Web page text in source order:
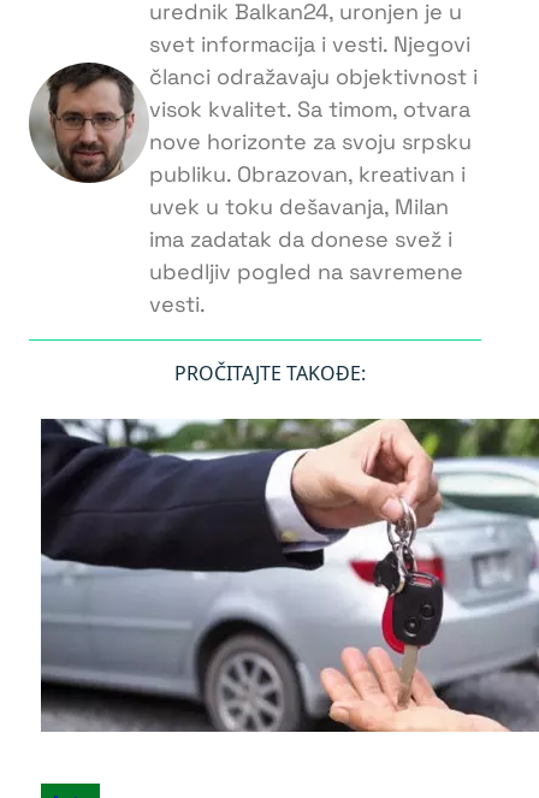
urednik Balkan24, uronjen je u
svet informacija i vesti. Njegovi
članci odražavaju objektivnost i
visok kvalitet. Sa timom, otvara
nove horizonte za svoju srpsku
publiku. Obrazovan, kreativan i
uvek u toku dešavanja, Milan
ima zadatak da donese svež i
ubedljiv pogled na savremene
vesti.
PROČITAJTE TAKOĐE: